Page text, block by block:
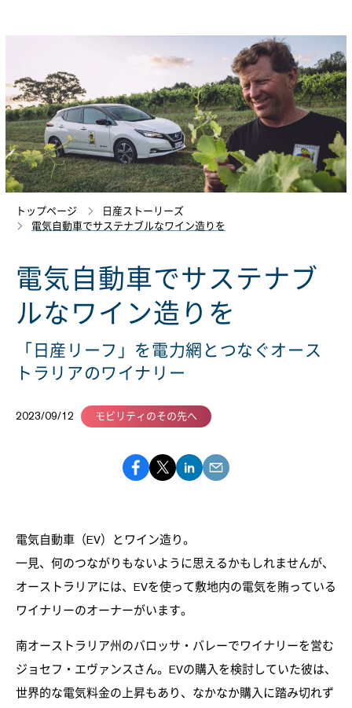
トップページ
日産ストーリーズ
電気自動車でサステナブルなワイン造りを
電気自動車でサステナブ
ルなワイン造りを
「日産リーフ」を電力網とつなぐオース
トラリアのワイナリー
2023/09/12 モビリティのその先へ
電気自動車（EV）とワイン造り。
一見、何のつながりもないように思えるかもしれませんが、
オーストラリアには、EVを使って敷地内の電気を賄っている
ワイナリーのオーナーがいます。
南オーストラリア州のバロッサ・バレーでワイナリーを営む
ジョセフ・エヴァンスさん。EVの購入を検討していた彼は、
世界的な電気料金の上昇もあり、なかなか購入に踏み切れず